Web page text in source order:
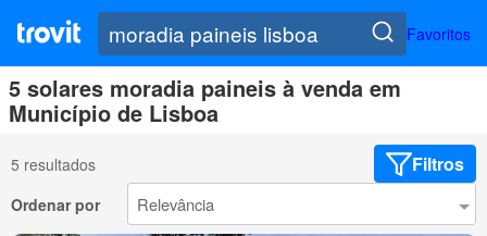
Favoritos
5 solares moradia paineis à venda em
Município de Lisboa
5 resultados Filtros
Ordenar por